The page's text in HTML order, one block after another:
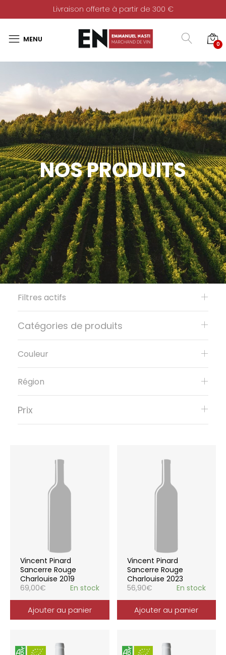
Livraison offerte à partir de 300 €
0
NOS PRODUITS
Vincent Pinard
Sancerre Rouge
Charlouise 2019
69,00€ En stock
Ajouter au panier
Vincent Pinard
Sancerre Rouge
Charlouise 2023
56,90€ En stock
Ajouter au panier
Filtres actifs
Catégories de produits
Couleur
Région
Prix